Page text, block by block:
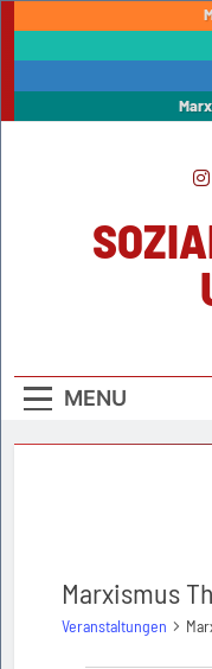
MENU
Marxismus
Veranstaltungen